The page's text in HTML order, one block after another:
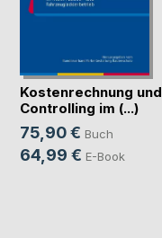
Kostenrechnung und
Controlling im (...)
75,90 € Buch
64,99 € E-Book